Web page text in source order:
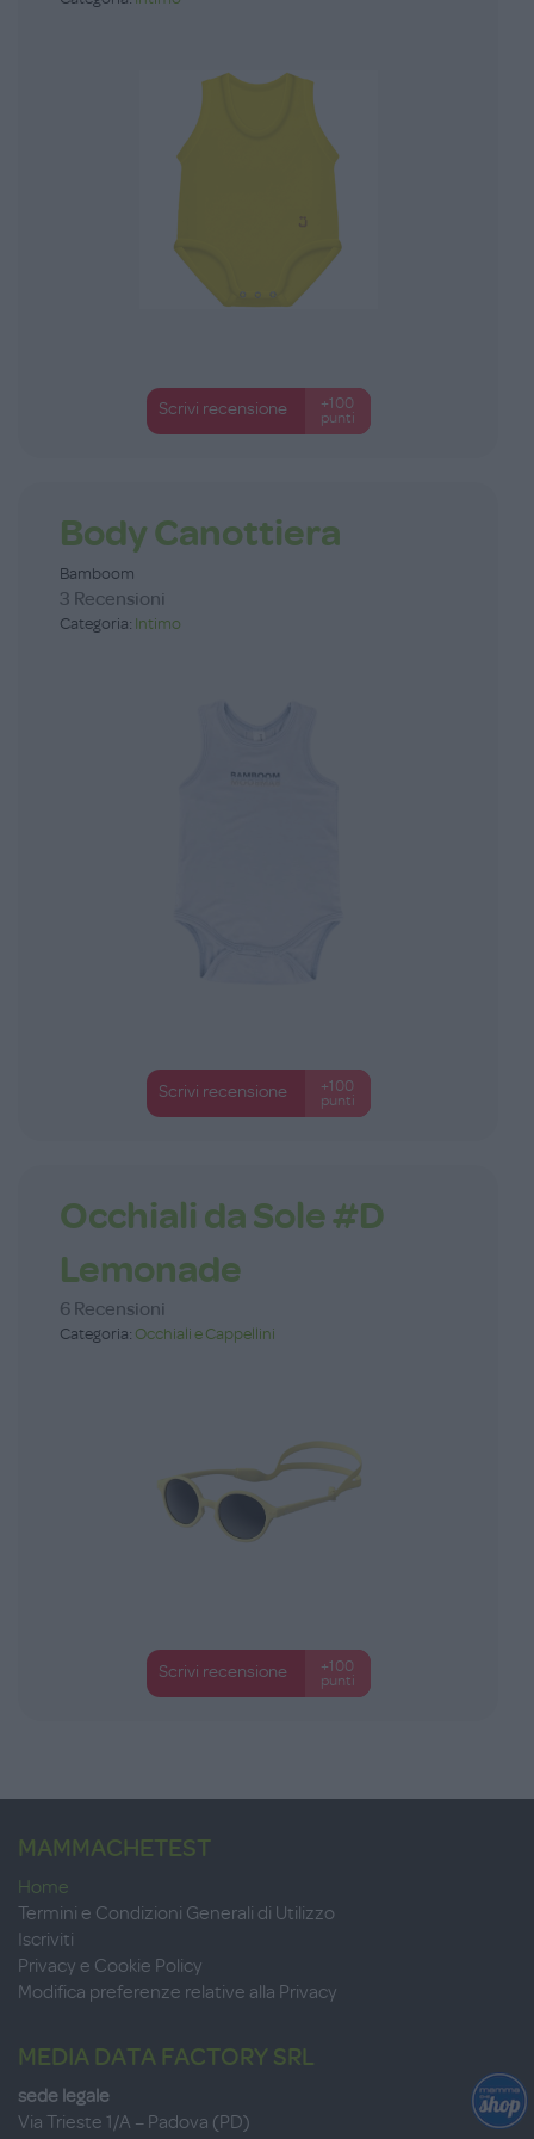
Scrivi recensione
+100
punti
Body Canottiera
Bamboom
3 Recensioni
Categoria: Intimo
Scrivi recensione
+100
punti
Occhiali da Sole #D
Lemonade
6 Recensioni
Categoria: Occhiali e Cappellini
Scrivi recensione
+100
punti
MAMMACHETEST
Home
Termini e Condizioni Generali di Utilizzo
Iscriviti
Privacy e Cookie Policy
Modifica preferenze relative alla Privacy
MEDIA DATA FACTORY SRL
sede legale
Via Trieste 1/A – Padova (PD)